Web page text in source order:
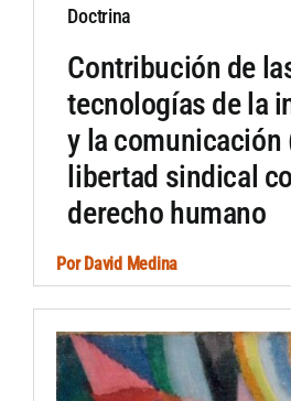
Doctrina
Contribución de
tecnologías de la
y la comunicación
libertad sindical
derecho humano
Por David Medina